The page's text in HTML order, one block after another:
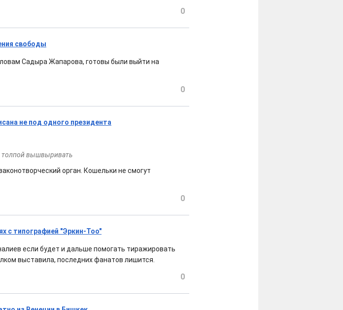
0
свободы
Садыра Жапарова, готовы были выйти на
0
не под одного президента
толпой вышвыривать
орган. Кошельки не смогут
0
с типографией "Эркин-Тоо"
если будет и дальше помогать тиражировать
выставила, последних фанатов лишится.
0